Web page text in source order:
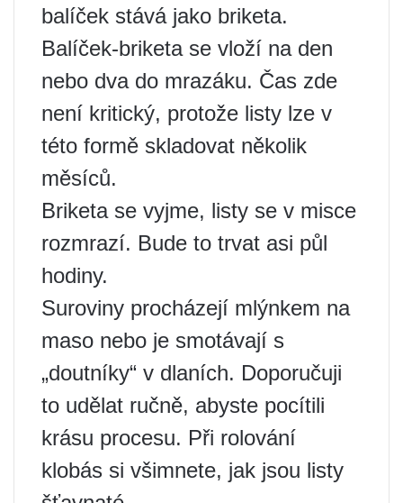
balíček stává jako briketa.
Balíček-briketa se vloží na den
nebo dva do mrazáku. Čas zde
není kritický, protože listy lze v
této formě skladovat několik
měsíců.
Briketa se vyjme, listy se v misce
rozmrazí. Bude to trvat asi půl
hodiny.
Suroviny procházejí mlýnkem na
maso nebo je smotávají s
„doutníky“ v dlaních. Doporučuji
to udělat ručně, abyste pocítili
krásu procesu. Při rolování
klobás si všimnete, jak jsou listy